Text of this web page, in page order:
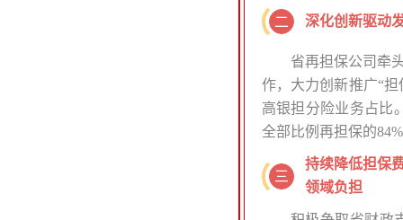
二 深化创新驱动
省再担保公司牵
作，大力创新推广“担
高银担分险业务占比
全部比例再担保的
三
持续降低担保
领域负担